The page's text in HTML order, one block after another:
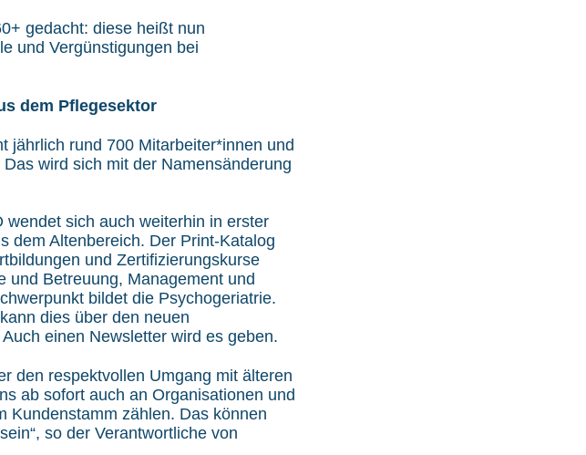
gedacht: diese heißt nun
und Vergünstigungen bei
dem Pflegesektor
jährlich rund 700 Mitarbeiter*innen und
wird sich mit der Namensänderung
sich auch weiterhin in erster
dem Altenbereich. Der Print-Katalog
und Zertifizierungskurse
und Betreuung, Management und
bildet die Psychogeriatrie.
dies über den neuen
einen Newsletter wird es geben.
den respektvollen Umgang mit älteren
ab sofort auch an Organisationen und
Kundenstamm zählen. Das können
so der Verantwortliche von